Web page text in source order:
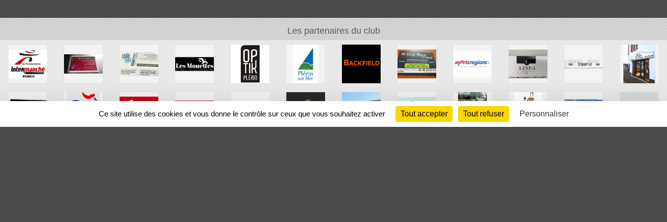
Les partenaires du club
Ce site utilise des cookies et vous donne le contrôle sur ceux que vous souhaitez activer Tout accepter Tout refuser Personnaliser